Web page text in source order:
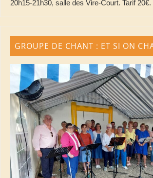
20h15-21h30, salle des Vire-Court. Tarif 20€.
GROUPE DE CHANT : ET SI ON